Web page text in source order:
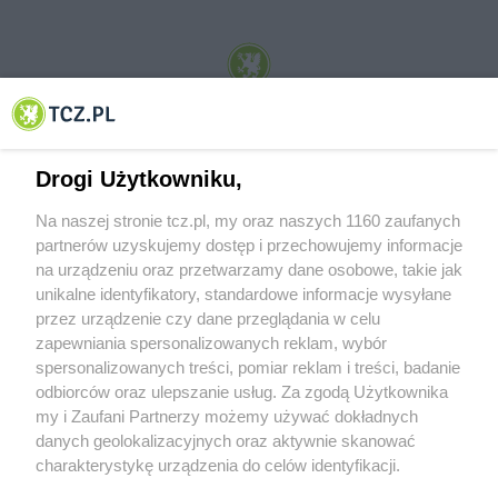
© 2001-2026 Tczew - TCZ.PL Sp. z o.o. Internetowy Serwis Informacyjny Miasta
O FIRMIE POLITYKA PRYWATNOŚCI HOSTING
REKLAMA WSPÓŁPRACA RSS FACEBOOK KONTAKT
Nasze serwisy
Drogi Użytkowniku,
Na naszej stronie tcz.pl, my oraz naszych 1160 zaufanych
partnerów uzyskujemy dostęp i przechowujemy informacje
na urządzeniu oraz przetwarzamy dane osobowe, takie jak
unikalne identyfikatory, standardowe informacje wysyłane
przez urządzenie czy dane przeglądania w celu
zapewniania spersonalizowanych reklam, wybór
spersonalizowanych treści, pomiar reklam i treści, badanie
odbiorców oraz ulepszanie usług. Za zgodą Użytkownika
my i Zaufani Partnerzy możemy używać dokładnych
danych geolokalizacyjnych oraz aktywnie skanować
charakterystykę urządzenia do celów identyfikacji.